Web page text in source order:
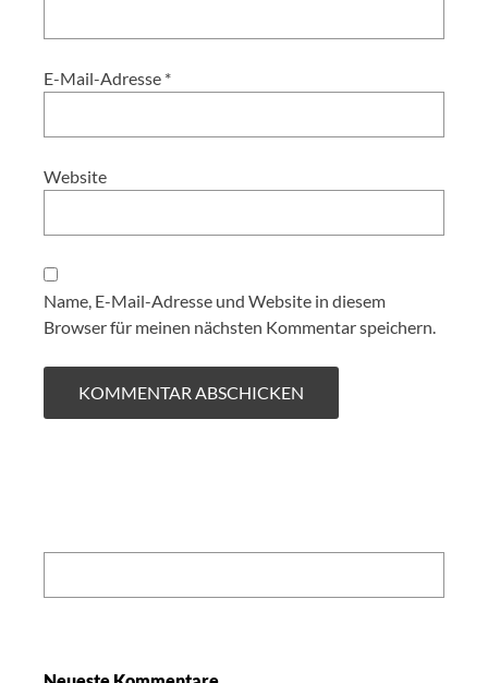
E-Mail-Adresse *
Website
Name, E-Mail-Adresse und Website in diesem
Browser für meinen nächsten Kommentar speichern.